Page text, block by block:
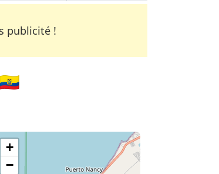
publicité !
+
−